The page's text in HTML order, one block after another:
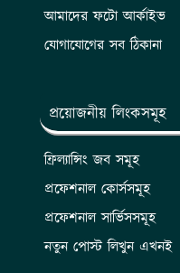
আমাদের ফটো আর্কাইভ
যোগাযোগের সব ঠিকানা
প্রয়োজনীয় লিংকসমূহ
ফ্রিল্যান্সিং জব সমূহ
প্রফেশনাল কোর্সসমূহ
প্রফেশনাল সার্ভিসসমূহ
নতুন পোস্ট লিখুন এখনই